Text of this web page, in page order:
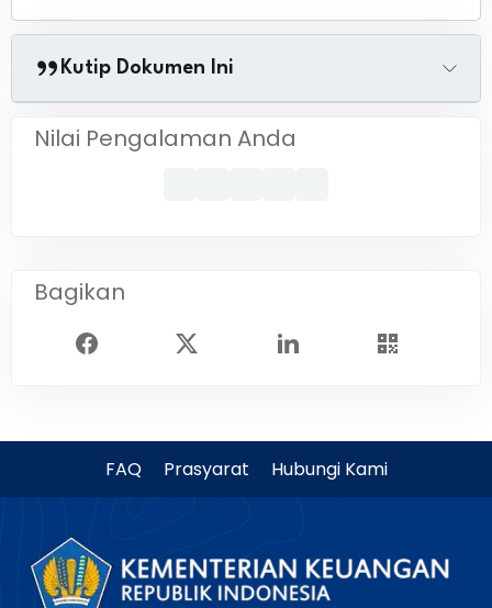
Kutip Dokumen Ini
Nilai Pengalaman Anda
Bagikan
FAQ Prasyarat Hubungi Kami